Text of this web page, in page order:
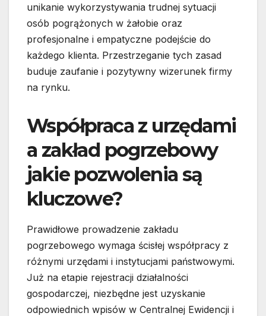
unikanie wykorzystywania trudnej sytuacji
osób pogrążonych w żałobie oraz
profesjonalne i empatyczne podejście do
każdego klienta. Przestrzeganie tych zasad
buduje zaufanie i pozytywny wizerunek firmy
na rynku.
Współpraca z urzędami
a zakład pogrzebowy
jakie pozwolenia są
kluczowe?
Prawidłowe prowadzenie zakładu
pogrzebowego wymaga ścisłej współpracy z
różnymi urzędami i instytucjami państwowymi.
Już na etapie rejestracji działalności
gospodarczej, niezbędne jest uzyskanie
odpowiednich wpisów w Centralnej Ewidencji i